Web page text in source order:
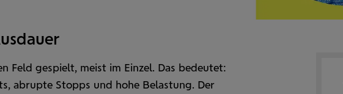
Feld gespielt, meist im Einzel. Das bedeutet:
abrupte Stopps und hohe Belastung. Der